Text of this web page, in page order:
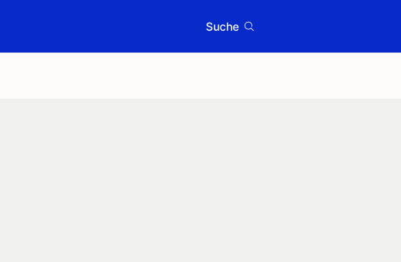
Suche